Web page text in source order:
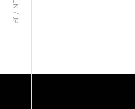
EN / JP